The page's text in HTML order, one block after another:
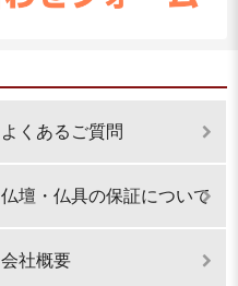
よくあるご質問
仏壇・仏具の保証について
会社概要